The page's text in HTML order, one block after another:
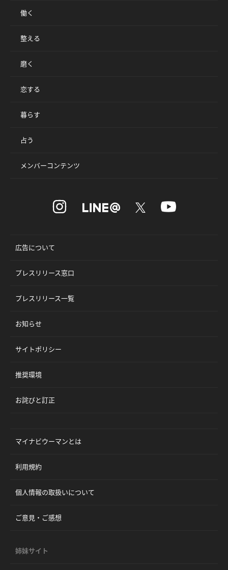
働く
整える
磨く
恋する
暮らす
占う
メンバーコンテンツ
広告について
プレスリリース窓口
プレスリリース一覧
お知らせ
サイトポリシー
推奨環境
お詫びと訂正
マイナビウーマンとは
利用規約
個人情報の取扱いについて
ご意見・ご感想
姉妹サイト